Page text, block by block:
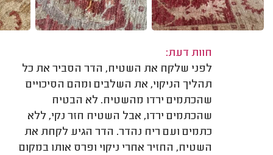
חוות דעת:
לפני שלקח את השטיח, הדר הסביר את כל
תהליך הניקוי, את השלבים ומהם הסיכויים
שהכתמים ירדו מהשטיח. לא הבטיח
שהכתמים ירדו, אבל השטיח חזר נקי, ללא
כתמים ועם ריח נהדר. הדר הגיע לקחת את
השטיח, החזיר אחרי ניקוי ופרס אותו במקום